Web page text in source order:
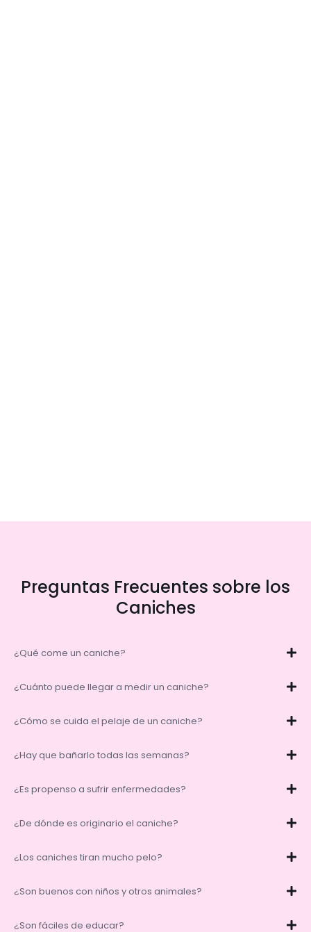
Preguntas Frecuentes sobre los
Caniches
¿Qué come un caniche?
¿Cuánto puede llegar a medir un caniche?
¿Cómo se cuida el pelaje de un caniche?
¿Hay que bañarlo todas las semanas?
¿Es propenso a sufrir enfermedades?
¿De dónde es originario el caniche?
¿Los caniches tiran mucho pelo?
¿Son buenos con niños y otros animales?
¿Son fáciles de educar?